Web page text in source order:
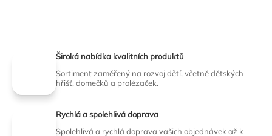
Široká nabídka kvalitních produktů
Sortiment zaměřený na rozvoj dětí, včetně dětských
hřišť, domečků a prolézaček.
Rychlá a spolehlivá doprava
Spolehlivá a rychlá doprava vašich objednávek až k